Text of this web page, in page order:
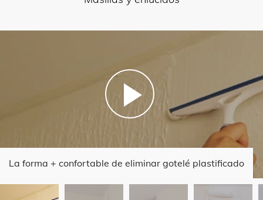
La forma + confortable de eliminar gotelé plastificado